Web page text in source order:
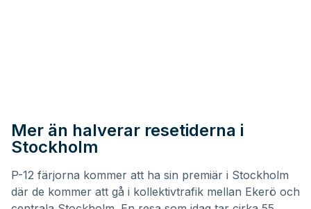
Mer än halverar resetiderna i
Stockholm
P-12 färjorna kommer att ha sin premiär i Stockholm
där de kommer att gå i kollektivtrafik mellan Ekerö och